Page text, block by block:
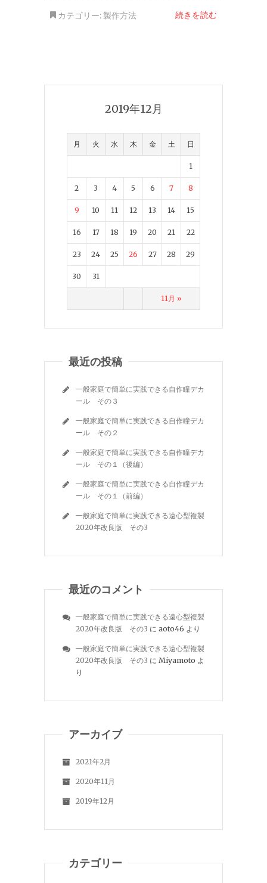
カテゴリー:製作方法 続きを読む
2019年12月
月 火 水 木 金 土 日
11月 »
1
2 3 4 5 6 7 8
9 10 11 12 13 14 15
16 17 18 19 20 21 22
23 24 25 26 27 28 29
30 31
最近の投稿
一般家庭で簡単に実践できる自作瞳デカ
ール その３
一般家庭で簡単に実践できる自作瞳デカ
ール その２
一般家庭で簡単に実践できる自作瞳デカ
ール その１（後編）
一般家庭で簡単に実践できる自作瞳デカ
ール その１（前編）
一般家庭で簡単に実践できる遠心型複製
2020年改良版 その3
最近のコメント
一般家庭で簡単に実践できる遠心型複製
2020年改良版 その3 に aoto46 より
一般家庭で簡単に実践できる遠心型複製
2020年改良版 その3 に Miyamoto よ
り
アーカイブ
2021年2月
2020年11月
2019年12月
カテゴリー